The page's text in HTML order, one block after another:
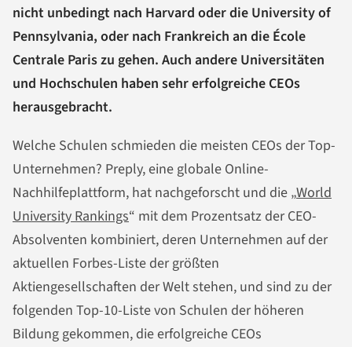
nicht unbedingt nach Harvard oder die University of
Pennsylvania, oder nach Frankreich an die École
Centrale Paris zu gehen. Auch andere Universitäten
und Hochschulen haben sehr erfolgreiche CEOs
herausgebracht.
Welche Schulen schmieden die meisten CEOs der Top-
Unternehmen? Preply, eine globale Online-
Nachhilfeplattform, hat nachgeforscht und die „World
University Rankings“ mit dem Prozentsatz der CEO-
Absolventen kombiniert, deren Unternehmen auf der
aktuellen Forbes-Liste der größten
Aktiengesellschaften der Welt stehen, und sind zu der
folgenden Top-10-Liste von Schulen der höheren
Bildung gekommen, die erfolgreiche CEOs